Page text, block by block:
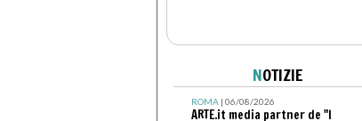
NOTIZIE
ROMA| 06/08/2026
ARTE.it media partner de "I